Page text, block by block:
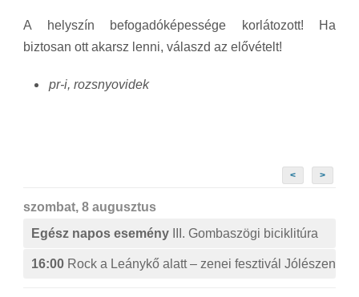
A helyszín befogadóképessége korlátozott! Ha
biztosan ott akarsz lenni, válaszd az elővételt!
pr-i, rozsnyovidek
< >
szombat, 8 augusztus
Egész napos esemény
III. Gombaszögi biciklitúra
16:00 Rock a Leánykő alatt – zenei fesztivál Jólészen